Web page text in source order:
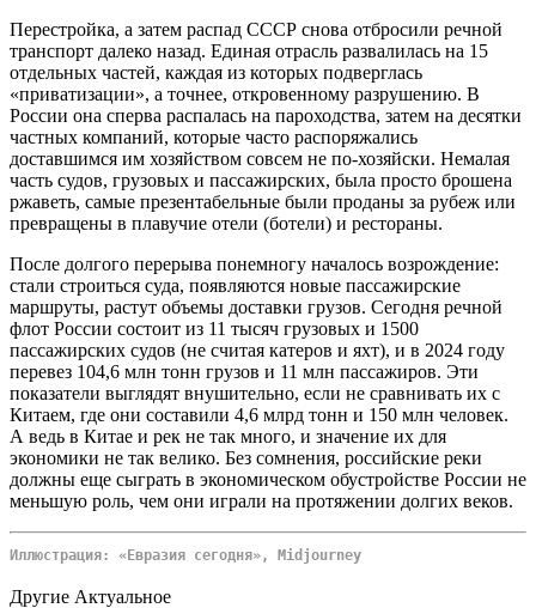
Перестройка, а затем распад СССР снова отбросили речной
транспорт далеко назад. Единая отрасль развалилась на 15
отдельных частей, каждая из которых подверглась
«приватизации», а точнее, откровенному разрушению. В
России она сперва распалась на пароходства, затем на десятки
частных компаний, которые часто распоряжались
доставшимся им хозяйством совсем не по-хозяйски. Немалая
часть судов, грузовых и пассажирских, была просто брошена
ржаветь, самые презентабельные были проданы за рубеж или
превращены в плавучие отели (ботели) и рестораны.
После долгого перерыва понемногу началось возрождение:
стали строиться суда, появляются новые пассажирские
маршруты, растут объемы доставки грузов. Сегодня речной
флот России состоит из 11 тысяч грузовых и 1500
пассажирских судов (не считая катеров и яхт), и в 2024 году
перевез 104,6 млн тонн грузов и 11 млн пассажиров. Эти
показатели выглядят внушительно, если не сравнивать их с
Китаем, где они составили 4,6 млрд тонн и 150 млн человек.
А ведь в Китае и рек не так много, и значение их для
экономики не так велико. Без сомнения, российские реки
должны еще сыграть в экономическом обустройстве России не
меньшую роль, чем они играли на протяжении долгих веков.
Иллюстрация: «Евразия сегодня», Midjourney
Другие Актуальное